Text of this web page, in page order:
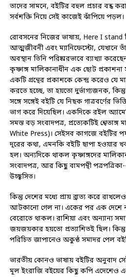
তাদের সামনে, বইটির বহুল প্রচার বন্ধ
সর্বশক্তি নিয়ে সেই কাজেই ঝাঁপিয়ে পড়ল।
রোবসনের নিজের ভাষায়, Here I stand
আত্মজীবনী এবং ম্যানিফেস্টো, যেখানে
অবস্থান তিনি পরিষ্কারভাবে ব্যাখ্যা
কৃষ্ণাঙ্গ মালিকানাধীন এক ছোট প্রকাশনা
একটি গ্রন্থের প্রকাশকে কেন্দ্র করেও যে
করতে হচ্ছে, তা হয়তো দুর্ভাগ্যজনক,
সঙ্গে সঙ্গেই বইটি যে নিছক গাত্রবর্ণের
ভাগ করে দিয়েছিল। একদিকে রইল
সমস্ত বড় সংবাদপত্র, প্রত্যেকটিই
White Press)। সেইসব কাগজে বইটির
দূরের কথা, এমনকি বইটি ছাপা হওয়ার
হল। অন্যদিকে থাকল কৃষ্ণাঙ্গদের
সংবাদপত্র, আর কিছু বামপন্থী
উচ্ছ্বসিত।
কিন্তু দেশের মধ্যে প্রায় ব্রাত্য করে
আটকানো গেল না। একের পর এক দেশে
বেরোতে থাকল। রাশিয়া এবং অন্যান্য
জয়জয়কার হয়তো প্রত্যাশিতই ছিল। কিন্তু
পরিচিত জাপানেও অকুণ্ঠ সমাদর পেল
ভারতীয় কোনও ভাষায় বইটির অনুবাদ
মূল ইংরাজি বইয়ের কিছু কপি এদেশেও